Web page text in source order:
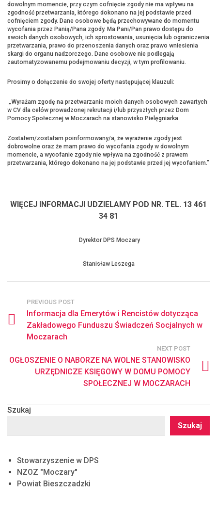
dowolnym momencie, przy czym cofnięcie zgody nie ma wpływu na
zgodność przetwarzania, którego dokonano na jej podstawie przed
cofnięciem zgody. Dane osobowe będą przechowywane do momentu
wycofania przez Panią/Pana zgody. Ma Pani/Pan prawo dostępu do
swoich danych osobowych, ich sprostowania, usunięcia lub ograniczenia
przetwarzania, prawo do przenoszenia danych oraz prawo wniesienia
skargi do organu nadzorczego. Dane osobowe nie podlegają
zautomatyzowanemu podejmowaniu decyzji, w tym profilowaniu.
Prosimy o dołączenie do swojej oferty następującej klauzuli:
„Wyrażam zgodę na przetwarzanie moich danych osobowych zawartych
w CV dla celów prowadzonej rekrutacji i/lub przyszłych przez Dom
Pomocy Społecznej w Moczarach na stanowisko Pielęgniarka.
Zostałem/zostałam poinformowany/a, że wyrażenie zgody jest
dobrowolne oraz że mam prawo do wycofania zgody w dowolnym
momencie, a wycofanie zgody nie wpływa na zgodność z prawem
przetwarzania, którego dokonano na jej podstawie przed jej wycofaniem.”
WIĘCEJ INFORMACJI UDZIELAMY POD NR. TEL. 13 461
34 81
Dyrektor DPS Moczary
Stanisław Leszega
PREVIOUS POST
Informacja dla Emerytów i Rencistów dotycząca
Zakładowego Funduszu Świadczeń Socjalnych w
Moczarach
NEXT POST
OGŁOSZENIE O NABORZE NA WOLNE STANOWISKO
URZĘDNICZE KSIĘGOWY W DOMU POMOCY
SPOŁECZNEJ W MOCZARACH
Szukaj
Szukaj
Stowarzyszenie w DPS
NZOZ "Moczary"
Powiat Bieszczadzki